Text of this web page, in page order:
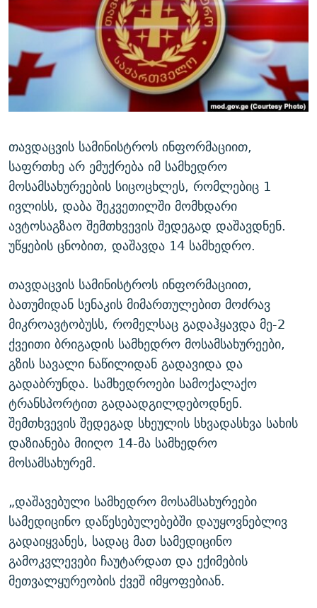
ᲛᲝᲚᲐᲞᲐᲠᲐᲙᲔ ᲢᲔᲥᲡᲢᲔᲑᲘ
ᲨᲘᲜ - ᲣᲪᲮᲝᲔᲗᲨᲘ
ᲚᲘᲢᲔᲠᲐᲢᲣᲠᲣᲚᲘ ᲬᲐᲮᲜᲐᲒᲔᲑᲘ
ᲐᲛᲔᲠᲘᲙᲣᲚᲘ ᲛᲝᲗᲮᲠᲝᲑᲐ
ᲘᲛᲞᲔᲠᲘᲐ ᲓᲐ ᲠᲐᲓᲘᲝ
ᲩᲔᲛᲘ ᲡᲘᲙᲕᲓᲘᲚᲘᲡ ᲛᲘᲖᲔᲖᲘᲐ COVID-19
11 ᲬᲔᲚᲘ - 11 ᲐᲛᲑᲐᲕᲘ
ᲡᲐᲞᲐᲠᲚᲐᲛᲔᲜᲢᲝ ᲐᲠᲩᲔᲕᲜᲔᲑᲘᲡ ᲘᲡᲢᲝᲠᲘᲐ
ᲑᲐᲕᲨᲕᲔᲑᲘ ᲞᲠᲝᲡᲢᲘᲢᲣᲪᲘᲐᲨᲘ - ᲐᲛᲝᲣᲗᲥᲛᲔᲚᲘ ᲐᲛᲑᲐᲕᲘ
5 ᲐᲛᲑᲐᲕᲘ - 20 ᲘᲕᲜᲘᲡᲡ ᲓᲐᲨᲐᲕᲔᲑᲣᲚᲔᲑᲘ
ᲐᲒᲕᲘᲡᲢᲝᲡ ᲝᲛᲘ
ПРИВЕТ ᲙᲣᲚᲢᲣᲠᲐ
რთე/რთ-ის ყველა საიტი
თავდაცვის სამინისტროს ინფორმაციით,
საფრთხე არ ემუქრება იმ სამხედრო
მოსამსახურეების სიცოცხლეს, რომლებიც 1
ივლისს, დაბა შეკვეთილში მომხდარი
ავტოსაგზაო შემთხვევის შედეგად დაშავდნენ.
უწყების ცნობით, დაშავდა 14 სამხედრო.
თავდაცვის სამინისტროს ინფორმაციით,
ბათუმიდან სენაკის მიმართულებით მოძრავ
მიკროავტობუსს, რომელსაც გადაჰყავდა მე-2
ქვეითი ბრიგადის სამხედრო მოსამსახურეები,
გზის სავალი ნაწილიდან გადავიდა და
გადაბრუნდა. სამხედროები სამოქალაქო
ტრანსპორტით გადაადგილდებოდნენ.
შემთხვევის შედეგად სხეულის სხვადასხვა სახის
დაზიანება მიიღო 14-მა სამხედრო
მოსამსახურემ.
„დაშავებული სამხედრო მოსამსახურეები
სამედიცინო დაწესებულებებში დაუყოვნებლივ
გადაიყვანეს, სადაც მათ სამედიცინო
გამოკვლევები ჩაუტარდათ და ექიმების
მეთვალყურეობის ქვეშ იმყოფებიან.